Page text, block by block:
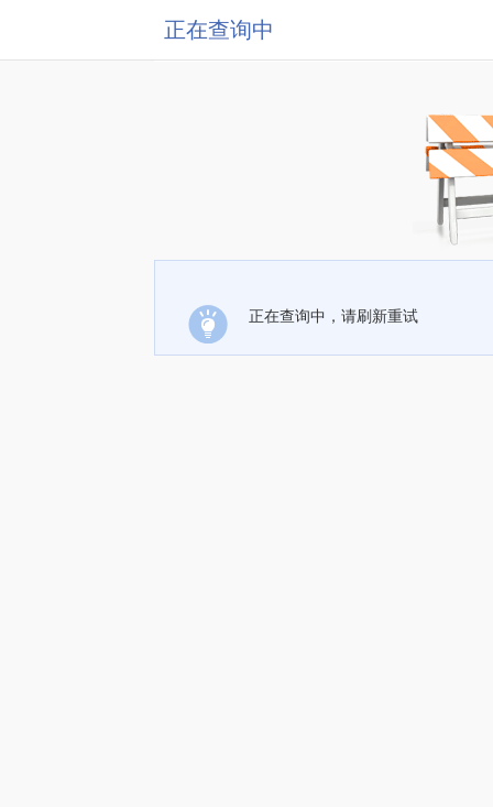
正在查询中
正在查询中，请刷新重试